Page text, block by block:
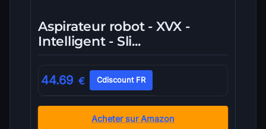
Aspirateur robot - XVX -
Intelligent - Sli...
44.69 € Cdiscount FR
Acheter sur Amazon